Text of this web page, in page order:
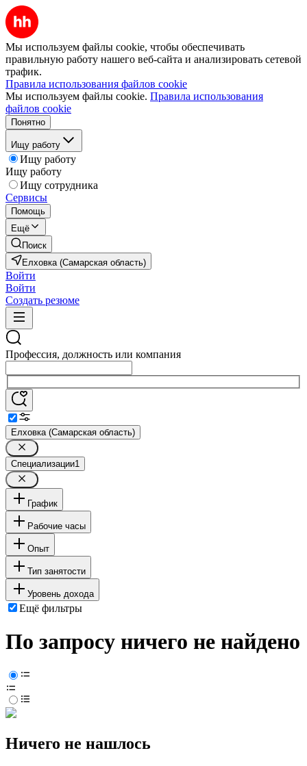
Мы используем файлы cookie, чтобы обеспечивать
правильную работу нашего веб-сайта и анализировать сетевой
трафик.
Правила использования файлов cookie
Мы используем файлы cookie. Правила использования
файлов cookie
Понятно
Ищу работу
Ищу работу
Ищу работу
Ищу сотрудника
Сервисы
Помощь
Ещё
Поиск
Елховка (Самарская область)
Войти
Войти
Создать резюме
Профессия, должность или компания
Елховка (Самарская область)
Специализации1
График
Рабочие часы
Опыт
Тип занятости
Уровень дохода
Ещё фильтры
По запросу ничего не найдено
Ничего не нашлось